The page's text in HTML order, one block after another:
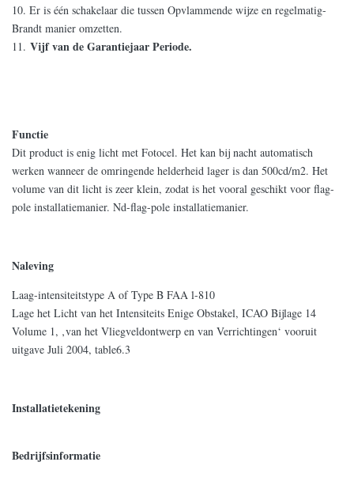
10. Er is één schakelaar die tussen Opvlammende wijze en regelmatig-
Brandt manier omzetten.
11. Vijf van de Garantiejaar Periode.
Functie
Dit product is enig licht met Fotocel. Het kan bij nacht automatisch
werken wanneer de omringende helderheid lager is dan 500cd/m2. Het
volume van dit licht is zeer klein, zodat is het vooral geschikt voor flag-
pole installatiemanier. Nd-flag-pole installatiemanier.
Naleving
Laag-intensiteitstype A of Type B FAA l-810
Lage het Licht van het Intensiteits Enige Obstakel, ICAO Bijlage 14
Volume 1, ‚van het Vliegveldontwerp en van Verrichtingen‘ vooruit
uitgave Juli 2004, table6.3
Installatietekening
Bedrijfsinformatie